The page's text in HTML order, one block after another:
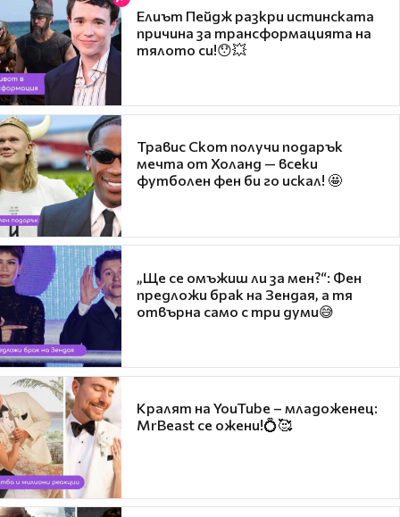
Елиът Пейдж разкри истинската
причина за трансформацията на
тялото си!😯💥
Травис Скот получи подарък
мечта от Холанд — всеки
футболен фен би го искал! 🤩
„Ще се омъжиш ли за мен?“: Фен
предложи брак на Зендая, а тя
отвърна само с три думи😅
Кралят на YouTube – младоженец:
MrBeast се ожени!💍🥰